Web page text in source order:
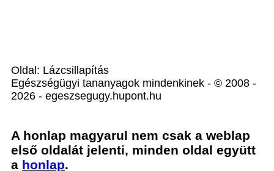
Oldal: Lázcsillapítás
Egészségügyi tananyagok mindenkinek - © 2008 -
2026 - egeszsegugy.hupont.hu
A honlap magyarul nem csak a weblap
első oldalát jelenti, minden oldal együtt
a honlap.